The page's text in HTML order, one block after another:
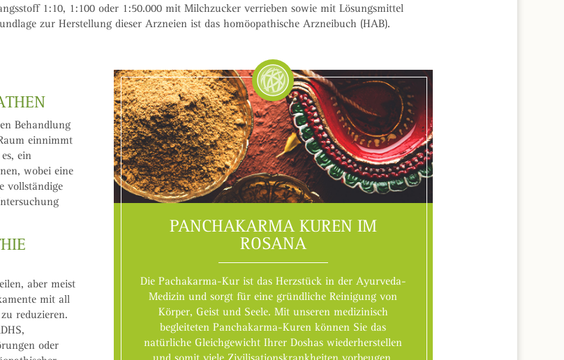
1:10, 1:100 oder 1:50.000 mit Milchzucker verrieben sowie mit Lösungsmittel
zur Herstellung dieser Arzneien ist das homöopathische Arzneibuch (HAB).
Behandlung
einnimmt
ein
wobei eine
vollständige
aber meist
mit all
reduzieren.
oder
PANCHAKARMA KUREN IM
ROSANA
Die Pachakarma-Kur ist das Herzstück in der Ayurveda-
Medizin und sorgt für eine gründliche Reinigung von
Körper, Geist und Seele. Mit unseren medizinisch
begleiteten Panchakarma-Kuren können Sie das
natürliche Gleichgewicht Ihrer Doshas wiederherstellen